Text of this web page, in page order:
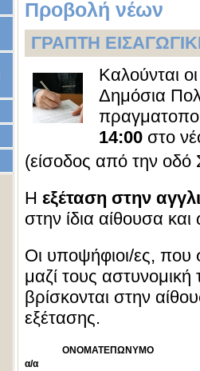
Προβολή νέων
ΓΡΑΠΤΗ
Καλούνται
Δημόσια
14:00 στο
(είσοδος από την οδό
Η εξέταση στην
στην ίδια αίθουσα
Οι υποψήφιοι/ες, που
μαζί τους
βρίσκονται στην
εξέτασης.
α/α
ΟΝΟΜΑΤΕΠΩΝΥΜΟ